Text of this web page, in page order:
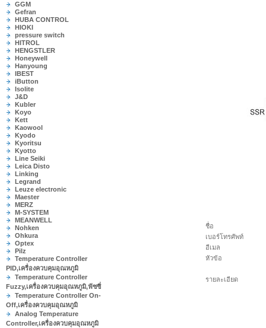
GGM
Gefran
HUBA CONTROL
HIOKI
pressure switch
HITROL
HENGSTLER
Honeywell
Hanyoung
IBEST
iButton
Isolite
J&D
Kubler
Koyo
Kett
Kaowool
Kyodo
Kyoritsu
Kyotto
Line Seiki
Leica Disto
Linking
Legrand
Leuze electronic
Maester
MERZ
M-SYSTEM
MEANWELL
Nohken
Ohkura
Optex
Pilz
Temperature Controller
PID,เครื่องควบคุมอุณหภูมิ
Temperature Controller
Fuzzy,เครื่องควบคุมอุณหภูมิ,ฟัซซี่
Temperature Controller On-
Off,เครื่องควบคุมอุณหภูมิ
Analog Temperature
Controller,เครื่องควบคุมอุณหภูมิ
ชื่อ
เบอร์โทรศัพท์
อีเมล
หัวข้อ
รายละเอียด